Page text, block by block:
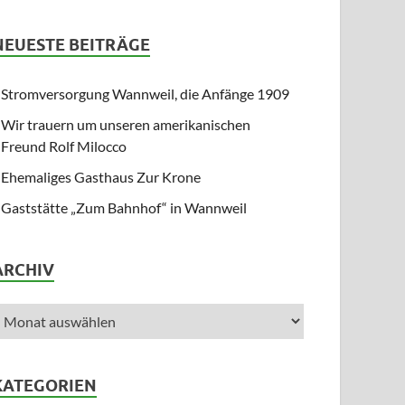
BEITRÄGE
Stromversorgung Wannweil, die Anfänge 1909
Wir trauern um unseren amerikanischen
Freund Rolf Milocco
Ehemaliges Gasthaus Zur Krone
Gaststätte „Zum Bahnhof“ in Wannweil